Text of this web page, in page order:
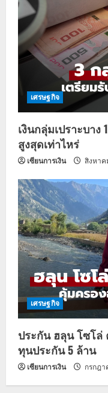
เศรษฐกิจ
เงินกลุ่มเปราะบาง
สูงสุดเท่าไหร่
เซียนการเงิน สิงหาค
เศรษฐกิจ
ประกัน ฮลุน โซโล่
ทุนประกัน 5 ล้าน
เซียนการเงิน กรกฎ